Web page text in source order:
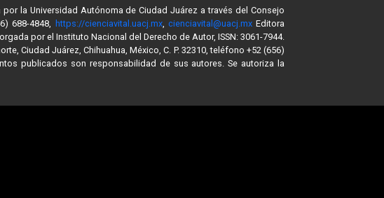
la Universidad Autónoma de Ciudad Juárez a través del Consejo
688-4848, https://cienciavital.uacj.mx, cienciavital@uacj.mxEditora
por el Instituto Nacional del Derecho de Autor, ISSN: 3061-7944.
Ciudad Juárez, Chihuahua, México, C. P. 32310, teléfono +52 (656)
publicados son responsabilidad de sus autores. Se autoriza la